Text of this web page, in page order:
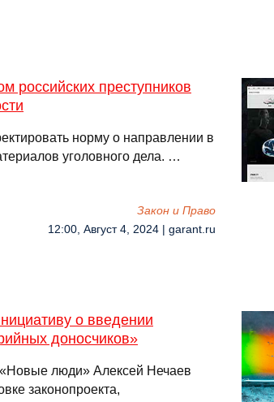
российских преступников
норму о направлении в
уголовного дела. …
Закон и Право
12:00, Август 4, 2024 | garant.ru
о введении
доносчиков»
люди» Алексей Нечаев
законопроекта,